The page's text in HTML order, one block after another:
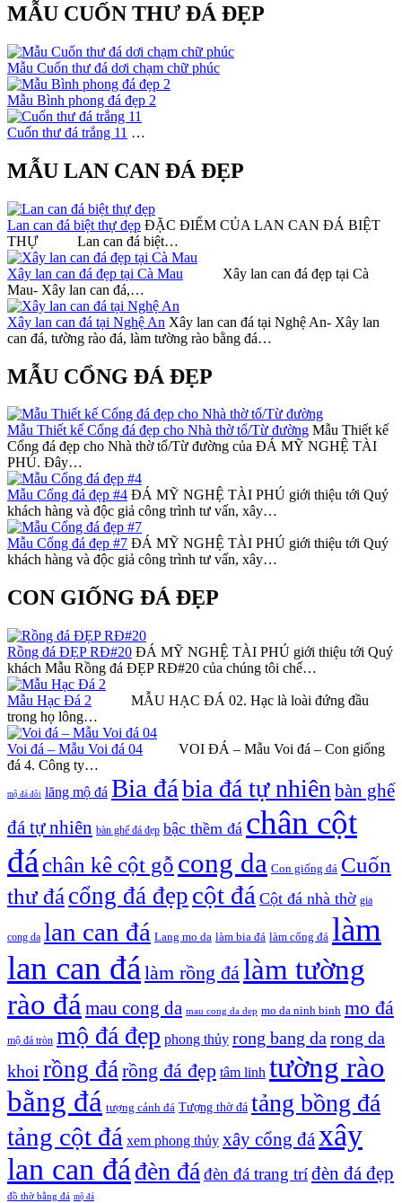
MẪU CUỐN THƯ ĐÁ ĐẸP
Mẫu Cuốn thư đá dơi chạm chữ phúc
Mẫu Bình phong đá đẹp 2
Cuốn thư đá trắng 11 …
MẪU LAN CAN ĐÁ ĐẸP
Lan can đá biệt thự đẹp ĐẶC ĐIỂM CỦA LAN CAN ĐÁ BIỆT
THỰ Lan can đá biệt…
Xây lan can đá đẹp tại Cà Mau Xây lan can đá đẹp tại Cà
Mau- Xây lan can đá,…
Xây lan can đá tại Nghệ An Xây lan can đá tại Nghệ An- Xây lan
can đá, tường rào đá, làm tường rào bằng đá…
MẪU CỔNG ĐÁ ĐẸP
Mẫu Thiết kế Cổng đá đẹp cho Nhà thờ tổ/Từ đường Mẫu Thiết kế
Cổng đá đẹp cho Nhà thờ tổ/Từ đường của ĐÁ MỸ NGHỆ TÀI
PHÚ. Đây…
Mẫu Cổng đá đẹp #4 ĐÁ MỸ NGHỆ TÀI PHÚ giới thiệu tới Quý
khách hàng và độc giả công trình tư vấn, xây…
Mẫu Cổng đá đẹp #7 ĐÁ MỸ NGHỆ TÀI PHÚ giới thiệu tới Quý
khách hàng và độc giả công trình tư vấn, xây…
CON GIỐNG ĐÁ ĐẸP
Rồng đá ĐẸP RĐ#20 ĐÁ MỸ NGHỆ TÀI PHÚ giới thiệu tới Quý
khách Mẫu Rồng đá ĐẸP RĐ#20 của chúng tôi chế…
Mẫu Hạc Đá 2 MẪU HẠC ĐÁ 02. Hạc là loài đứng đầu
trong họ lông…
Voi đá – Mẫu Voi đá 04 VOI ĐÁ – Mẫu Voi đá – Con giống
đá 4. Công ty…
mộ đá đôi lăng mộ đá Bia đábia đá tự nhiênbàn ghế
đá tự nhiên bàn ghế đá đẹp bậc thềm đá chân cột
đáchân kê cột gỗ cong da Con giống đá Cuốn
thư đá cổng đá đẹp cột đá Cột đá nhà thờ gia
cong da lan can đá Lang mo da làm bia đá làm cổng đá làm
lan can đálàm rồng đálàm tường
rào đá mau cong da mau cong da dep mo da ninh binh mo đá
mộ đá tròn mộ đá đẹp phong thủy rong bang da rong da
khoi rồng đárồng đá đẹp tâm linh tường rào
bằng đá tượng cảnh đá Tượng thờ đá tảng bồng đá
tảng cột đá xem phong thủy xây cổng đáxây
lan can đá đèn đáđèn đá trang tríđèn đá đẹp
đồ thờ bằng đá mộ đá